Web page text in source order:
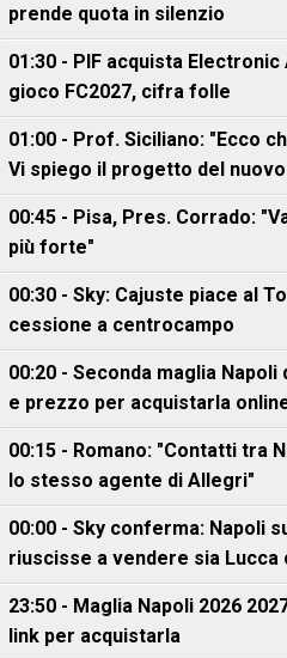
prende quota in silenzio
01:30 - PIF acquista
gioco FC2027, cifra folle
01:00 - Prof. Siciliano: "Ecco
Vi spiego il progetto del
00:45 - Pisa, Pres. Corrado:
più forte"
00:30 - Sky: Cajuste piace al
cessione a centrocampo
00:20 - Seconda maglia
e prezzo per acquistarla
00:15 - Romano: "Contatti tra
lo stesso agente di Allegri"
00:00 - Sky conferma: Napoli
riuscisse a vendere sia Lucca
23:50 - Maglia Napoli 2026
link per acquistarla